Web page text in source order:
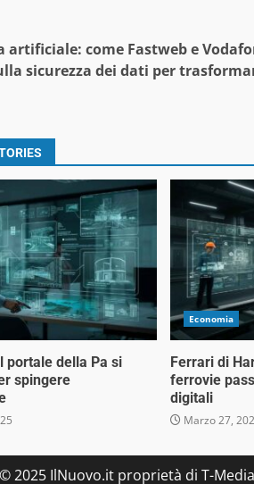
artificiale: come Fastweb e
sicurezza dei dati per
portale della Pa si
spingere
Economia
Ferrari di
ferrovie
digitali
Marzo 27,
2025 IlNuovo.it proprietà di T-